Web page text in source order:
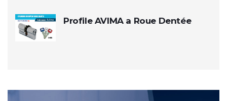
Profile AVIMA a Roue Dentée